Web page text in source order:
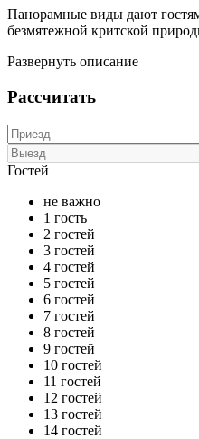
Панорамные виды дают
безмятежной критской
Развернуть описание
Рассчитать
Гостей
не важно
1 гость
2 гостей
3 гостей
4 гостей
5 гостей
6 гостей
7 гостей
8 гостей
9 гостей
10 гостей
11 гостей
12 гостей
13 гостей
14 гостей